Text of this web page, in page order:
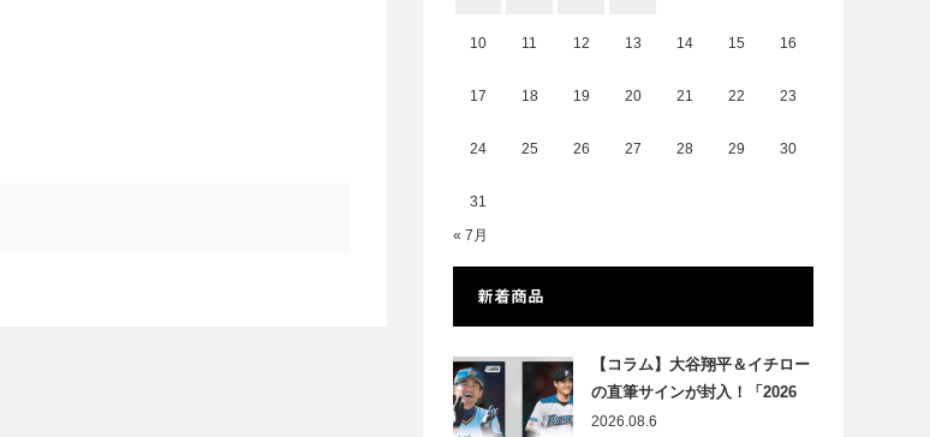
10 11 12 13 14 15 16
17 18 19 20 21 22 23
24 25 26 27 28 29 30
31
« 7月
新着商品
【コラム】大谷翔平＆イチロー
の直筆サインが封入！「2026
Topps NPB Stadium Club」が
2026.08.6